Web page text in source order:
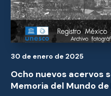
30 de enero de 2025
Ocho nuevos acervos
Memoria del Mundo de